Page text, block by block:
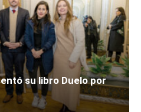
su libro Duelo por